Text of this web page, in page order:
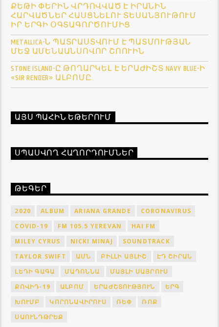
ՔԵԹԻ ՓԵՐԻՆ ՎՐԴՈՎՎԱԾ Է ԻՐԱՆԻՆ
ՀԱՐՎԱԾՆԵՐ ՀԱՍՑՆԵԼՈՒ ՏԵՍԱՆՅՈՒԹՈՒՄ
ԻՐ ԵՐԳԻ ՕԳՏԱԳՈՐԾՈՒՄԻՑ
METALLICA-Ն ՊԱՏՐԱՍՏՎՈՒՄ Է ՊԱՏՄՈՒԹՅԱՆ
ՄԵՋ ԱՄԵՆԱԱՆՍՈՎՈՐ ՇՈՈՒԻՆ
STONE ISLAND-Ը ԹՈՂԱՐԿԵԼ Է ԵՐԱԺԻՇՏ NAVY BLUE-Ի
«SIR RENDER» ԱԼԲՈՄԸ
ԱՅՍ ՊԱՀԻՆ ԵԹԵՐՈՒՄ
ՍՊԱՍՎՈՂ ՀԱՂՈՐԴՈՒՄՆԵՐ
ԹԵԳԵՐ
2020 ALBUM ARIANA GRANDE
CORONAVIRUS
COVID-19
FM 105.5 YEREVAN
HAI FM
MILEY CYRUS
NICKI MINAJ
SOUNDTRACK
TAYLOR SWIFT
ԱՄՆ ԲԻԼԼԻ ԱՅԼԻՇ
ԷԴ ՇԻՐԱՆ
ԼԵԴԻ ԳԱԳԱ
ՄԱԴՈՆՆԱ
ՄԱՅԼԻ ՍԱՅՐՈՒՍ
ՔՈՎԻԴ-19
ԱԼԲՈՄ ԵՐԱԺՇՏՈՒԹՅՈՒՆ
ԵՐԳ
ԽՈՒՄԲ
ԿՈՐՈՆԱՎԻՐՈՒՍ ՌԵՓ
ՌՈՔ
ՍԱՈՒՆԴԹՐԵՔ